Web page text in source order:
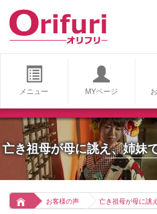
メニュー MYページ
亡き祖母が母に誂え、姉妹
お客様の声 亡き祖母が母に誂